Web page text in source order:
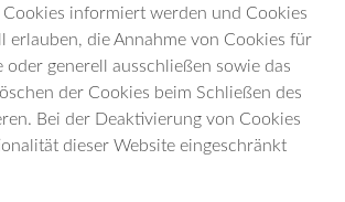
Cookies informiert werden und Cookies
erlauben, die Annahme von Cookies für
oder generell ausschließen sowie das
der Cookies beim Schließen des
Bei der Deaktivierung von Cookies
dieser Website eingeschränkt